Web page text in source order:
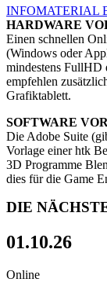
INFOMATERIAL
HARDWARE
Einen schnellen
(Windows oder
mindestens FullHD
empfehlen
Grafiktablett.
SOFTWARE
Die Adobe Suite
Vorlage einer htk
3D Programme
dies für die Game
DIE
01.10.26
Online